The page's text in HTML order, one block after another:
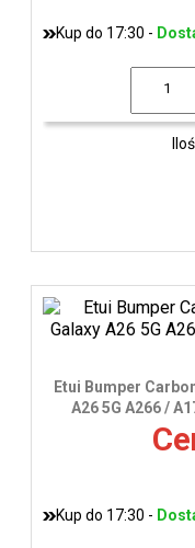
Kup do 17:30 -
Etui Bumper
A26 5G A266 /
Kup do 17:30 -